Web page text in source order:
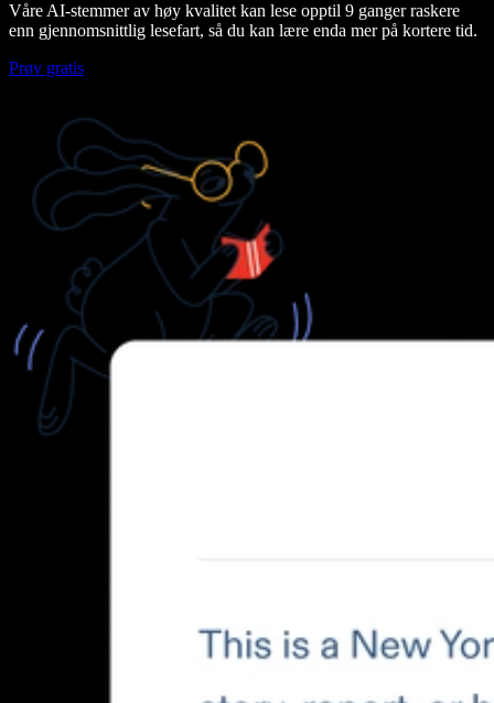
Våre AI-stemmer av høy kvalitet kan lese opptil 9 ganger raskere
enn gjennomsnittlig lesefart, så du kan lære enda mer på kortere tid.
Prøv gratis